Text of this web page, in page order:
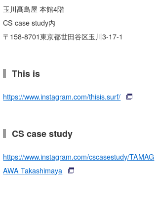
玉川髙島屋 本館4階
CS case study内
〒158-8701東京都世田谷区玉川3-17-1
This is
https://www.instagram.com/thisis.surf/
CS case study
https://www.instagram.com/cscasestudy/TAMAG
AWA Takashimaya